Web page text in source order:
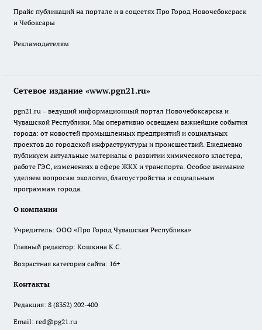
Прайс публикаций на портале и в соцсетях Про Город Новочебоксраск
и Чебоксары
Рекламодателям
Сетевое издание «www.pgn21.ru»
pgn21.ru – ведущий информационный портал Новочебоксарска и
Чувашской Республики. Мы оперативно освещаем важнейшие события
города: от новостей промышленных предприятий и социальных
проектов до городской инфраструктуры и происшествий. Ежедневно
публикуем актуальные материалы о развитии химического кластера,
работе ГЭС, изменениях в сфере ЖКХ и транспорта. Особое внимание
уделяем вопросам экологии, благоустройства и социальным
программам города.
О компании
Учредитель: ООО «Про Город Чувашская Республика»
Главный редактор: Кошкина К.С.
Возрастная категория сайта: 16+
Контакты
Редакция: 8 (8352) 202-400
Email: red@pg21.ru